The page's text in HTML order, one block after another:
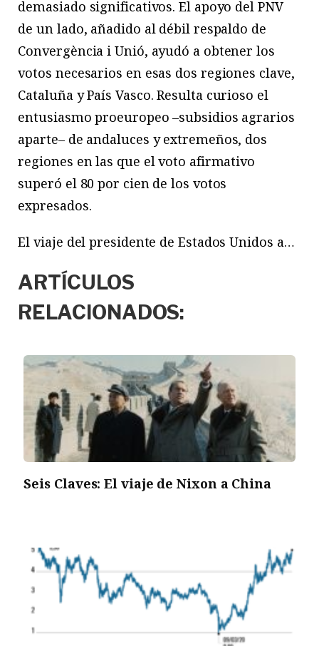
demasiado significativos. El apoyo del PNV
de un lado, añadido al débil respaldo de
Convergència i Unió, ayudó a obtener los
votos necesarios en esas dos regiones clave,
Cataluña y País Vasco. Resulta curioso el
entusiasmo proeuropeo –subsidios agrarios
aparte– de andaluces y extremeños, dos
regiones en las que el voto afirmativo
superó el 80 por cien de los votos
expresados.
El viaje del presidente de Estados Unidos a…
ARTÍCULOS
RELACIONADOS:
Seis Claves: El viaje de Nixon a China